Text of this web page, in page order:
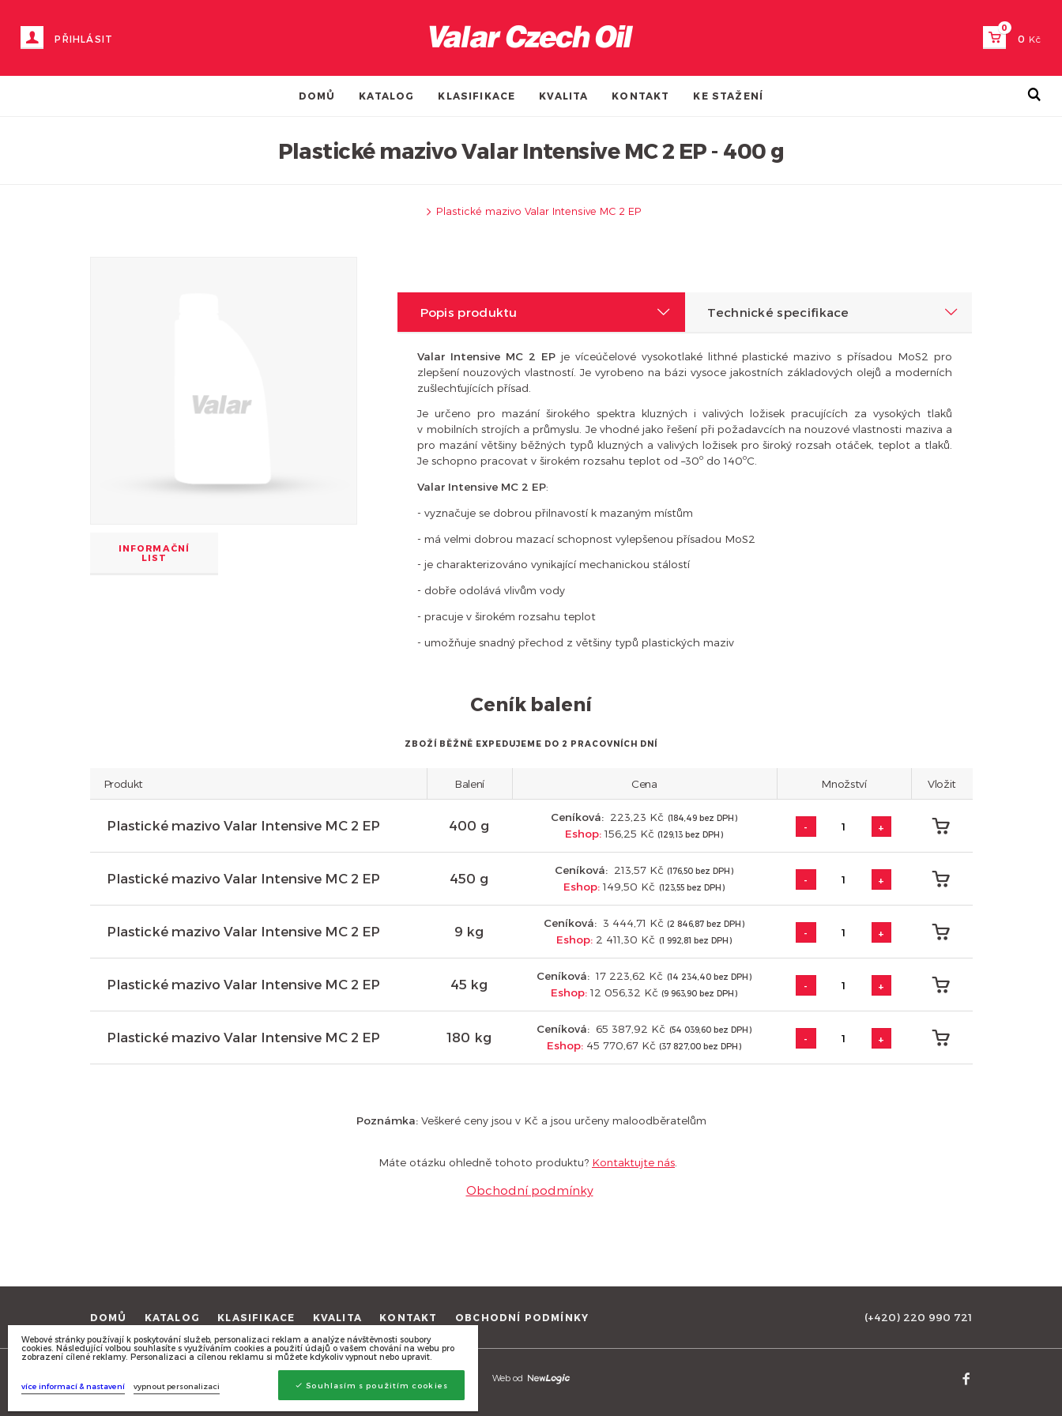
PŘIHLÁSIT
0
0 Kč
DOMŮ KATALOG KLASIFIKACE KVALITA KONTAKT KE STAŽENÍ
Plastické mazivo Valar Intensive MC 2 EP - 400 g
Plastické mazivo Valar Intensive MC 2 EP
INFORMAČNÍ
LIST
Popis produktu Technické specifikace
Valar Intensive MC 2 EPje víceúčelové vysokotlaké lithné plastické mazivo s přísadou MoS2 pro
zlepšení nouzových vlastností. Je vyrobeno na bázi vysoce jakostních základových olejů a moderních
zušlechťujících přísad.
Je určeno pro mazání širokého spektra kluzných i valivých ložisek pracujících za vysokých tlaků
v mobilních strojích a průmyslu. Je vhodné jako řešení při požadavcích na nouzové vlastnosti maziva a
pro mazání většiny běžných typů kluzných a valivých ložisek pro široký rozsah otáček, teplot a tlaků.
Je schopno pracovat v širokém rozsahu teplot od –30º do 140ºC.
Valar Intensive MC 2 EP:
- vyznačuje se dobrou přilnavostí k mazaným místům
- má velmi dobrou mazací schopnost vylepšenou přísadou MoS2
- je charakterizováno vynikající mechanickou stálostí
- dobře odolává vlivům vody
- pracuje v širokém rozsahu teplot
- umožňuje snadný přechod z většiny typů plastických maziv
Ceník balení
ZBOŽÍ BĚŽNĚ EXPEDUJEME DO 2 PRACOVNÍCH DNÍ
Produkt Balení Cena Množství Vložit
Plastické mazivo Valar Intensive MC 2 EP 400 g
Ceníková: 223,23 Kč (184,49 bez DPH)
Eshop:156,25 Kč(129,13 bez DPH)
- +
Plastické mazivo Valar Intensive MC 2 EP 450 g
Ceníková: 213,57 Kč(176,50 bez DPH)
Eshop: 149,50 Kč (123,55 bez DPH)
- +
Plastické mazivo Valar Intensive MC 2 EP 9 kg
Ceníková: 3 444,71 Kč(2 846,87 bez DPH)
Eshop: 2 411,30 Kč (1 992,81 bez DPH)
- +
Plastické mazivo Valar Intensive MC 2 EP 45 kg
Ceníková: 17 223,62 Kč (14 234,40 bez DPH)
Eshop:12 056,32 Kč(9 963,90 bez DPH)
- +
Plastické mazivo Valar Intensive MC 2 EP 180 kg
Ceníková: 65 387,92 Kč (54 039,60 bez DPH)
Eshop:45 770,67 Kč(37 827,00 bez DPH)
- +
Poznámka:Veškeré ceny jsou v Kč a jsou určeny maloodběratelům
Máte otázku ohledně tohoto produktu? Kontaktujte nás
Obchodní podmínky
DOMŮ KATALOG KLASIFIKACE KVALITA KONTAKT OBCHODNÍ PODMÍNKY (+420) 220 990 721
Zásady ochrany osobních údajů a cookies
Web od
Webové stránky používají k poskytování služeb, personalizaci reklam a analýze návštěvnosti soubory
cookies. Následující volbou souhlasíte s využíváním cookies a použití údajů o vašem chování na webu pro
zobrazení cílené reklamy. Personalizaci a cílenou reklamu si můžete kdykoliv vypnout nebo upravit.
více informací & nastavení vypnout personalizaci Souhlasím s použitím cookies